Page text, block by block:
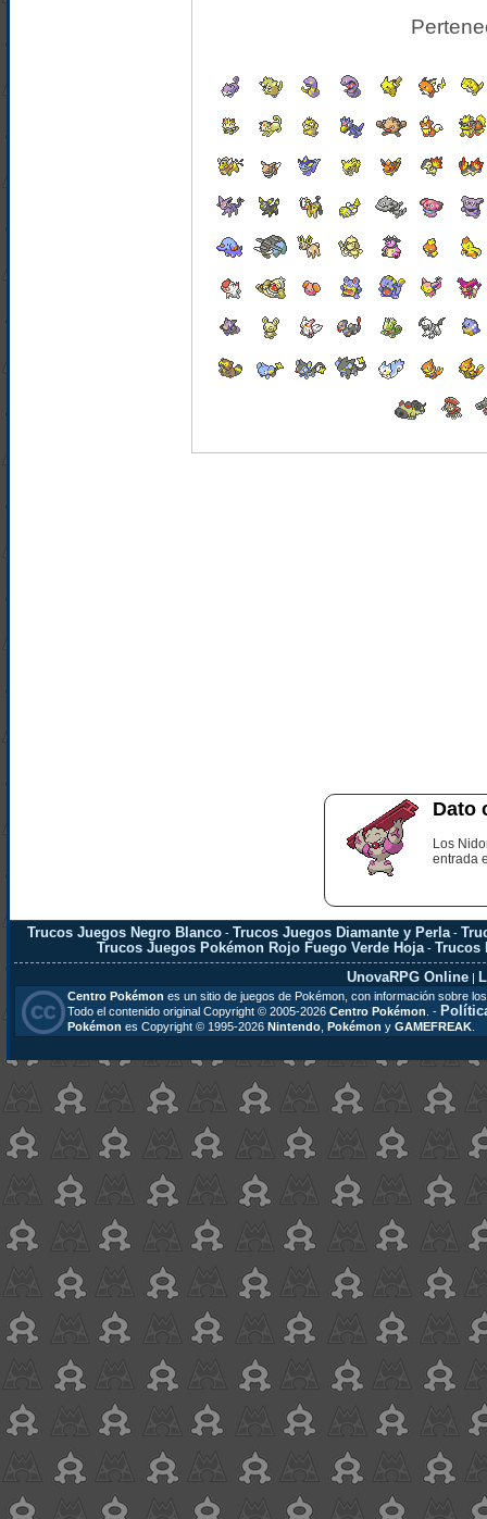
Dato
Los
entrada
Trucos Juegos Negro Blanco -Trucos Juegos Diamante y Perla -
Trucos Juegos Pokémon Rojo Fuego Verde Hoja -Trucos
UnovaRPG Online |
Centro Pokémon es un sitio de juegos de Pokémon, con información sobre
Todo el contenido original Copyright © 2005-2026 Centro Pokémon . -
Pokémon es Copyright © 1995-2026 Nintendo, Pokémon y GAMEFREAK.